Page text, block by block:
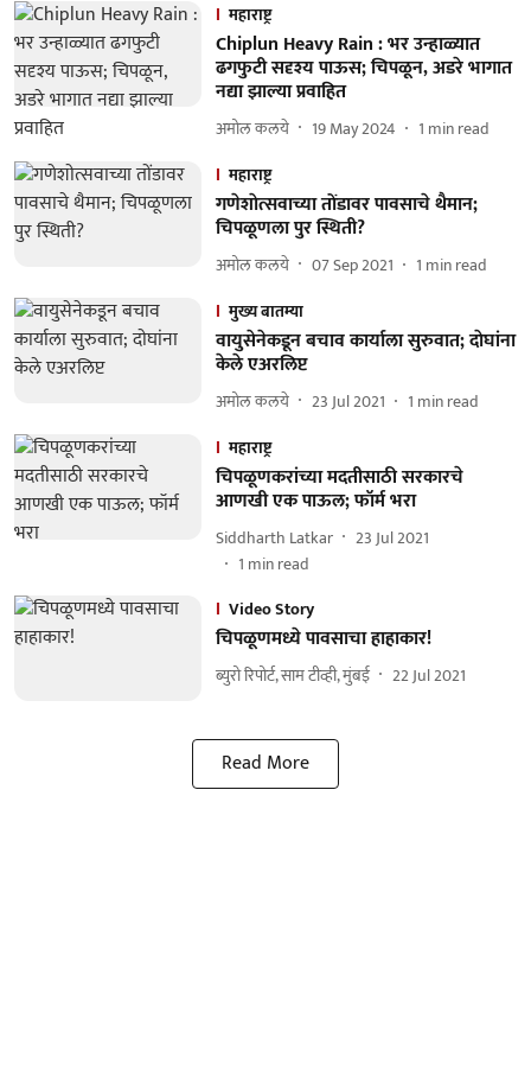
महाराष्ट्र
Chiplun Heavy Rain : भर उन्हाळ्यात
ढगफुटी सदृश्य पाऊस; चिपळून, अडरे भागात
नद्या झाल्या प्रवाहित
अमोल कलये 19 May 2024 1 min read
महाराष्ट्र
गणेशाेत्सवाच्या ताेंडावर पावसाचे थैमान;
चिपळूणला पुर स्थिती?
अमोल कलये 07 Sep 2021 1 min read
मुख्य बातम्या
वायुसेनेकडून बचाव कार्याला सुरुवात; दाेघांना
केले एअरलिप्ट
अमोल कलये 23 Jul 2021 1 min read
महाराष्ट्र
चिपळूणकरांच्या मदतीसाठी सरकारचे
आणखी एक पाऊल; फॉर्म भरा
Siddharth Latkar
23 Jul 2021
1 min read
Video Story
चिपळूणमध्ये पावसाचा हाहाकार!
ब्युरो रिपोर्ट, साम टीव्ही, मुंबई 22 Jul 2021
Read More